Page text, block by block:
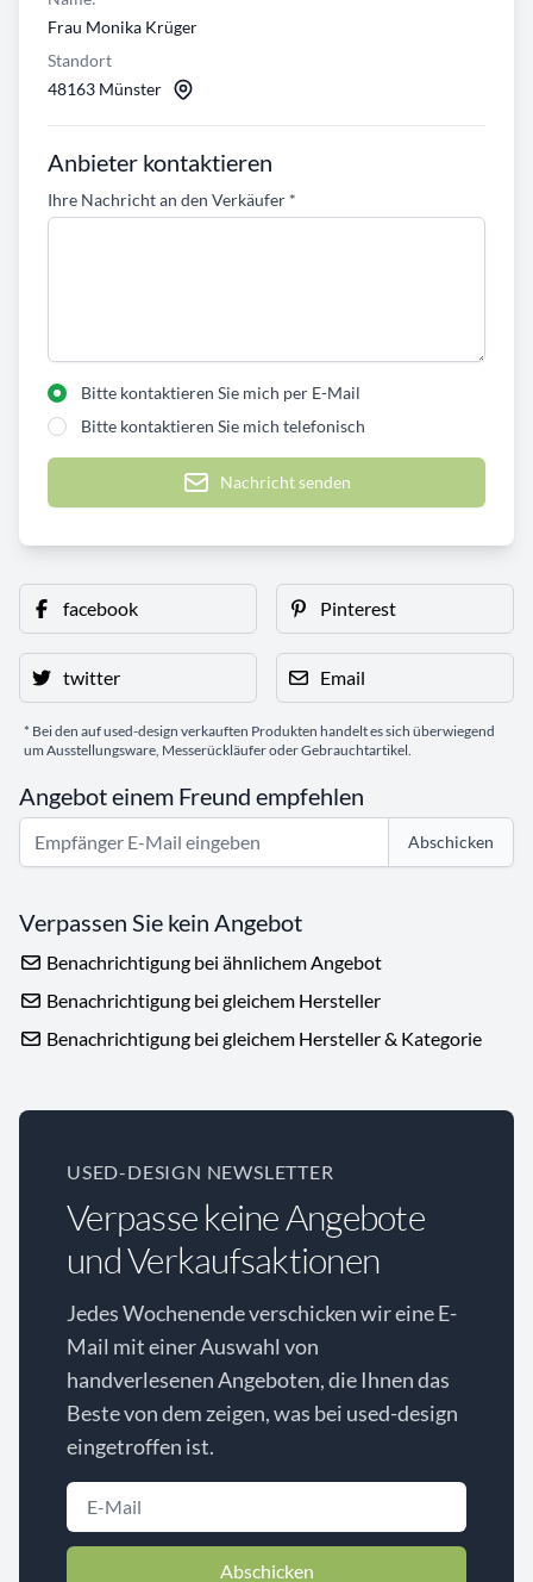
Frau Monika Krüger
Standort
48163 Münster
Anbieter kontaktieren
Ihre Nachricht an den Verkäufer *
Bitte kontaktieren Sie mich per E-Mail
Bitte kontaktieren Sie mich telefonisch
Nachricht senden
facebook Pinterest
twitter Email
* Bei den auf used-design verkauften Produkten handelt es sich überwiegend
um Ausstellungsware, Messerückläufer oder Gebrauchtartikel.
Angebot einem Freund empfehlen
Abschicken
Verpassen Sie kein Angebot
Benachrichtigung bei ähnlichem Angebot
Benachrichtigung bei gleichem Hersteller
Benachrichtigung bei gleichem Hersteller & Kategorie
USED-DESIGN NEWSLETTER
Verpasse keine Angebote
und Verkaufsaktionen
Jedes Wochenende verschicken wir eine E-
Mail mit einer Auswahl von
handverlesenen Angeboten, die Ihnen das
Beste von dem zeigen, was bei used-design
eingetroffen ist.
Abschicken